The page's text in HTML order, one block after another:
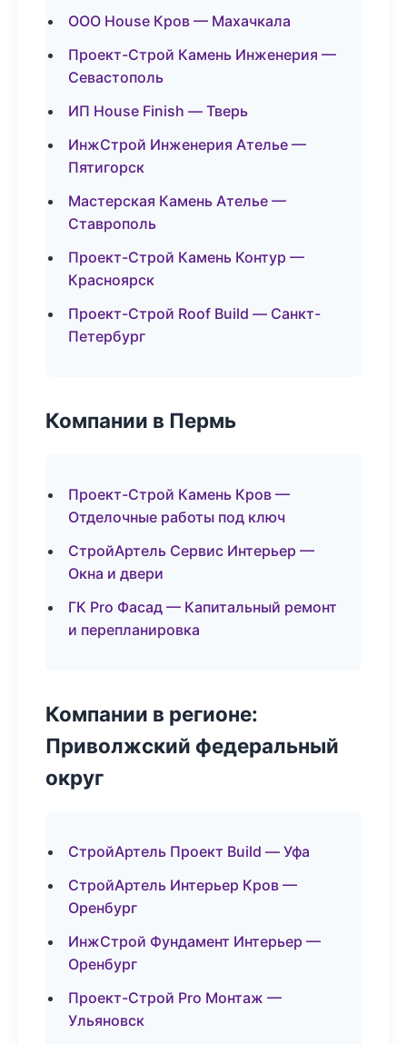
ООО House Кров — Махачкала
Проект-Строй Камень Инженерия —
Севастополь
ИП House Finish — Тверь
ИнжСтрой Инженерия Ателье —
Пятигорск
Мастерская Камень Ателье —
Ставрополь
Проект-Строй Камень Контур —
Красноярск
Проект-Строй Roof Build — Санкт-
Петербург
Компании в Пермь
Проект-Строй Камень Кров —
Отделочные работы под ключ
СтройАртель Сервис Интерьер —
Окна и двери
ГК Pro Фасад — Капитальный ремонт
и перепланировка
Компании в регионе:
Приволжский федеральный
округ
СтройАртель Проект Build — Уфа
СтройАртель Интерьер Кров —
Оренбург
ИнжСтрой Фундамент Интерьер —
Оренбург
Проект-Строй Pro Монтаж —
Ульяновск